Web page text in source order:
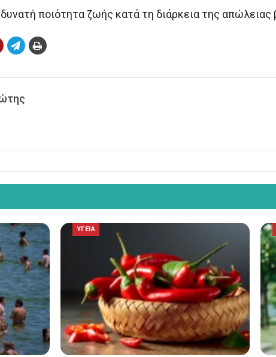
ποιότητα ζωής κατά τη διάρκεια της απώλειας
ΥΓΕΙΑ